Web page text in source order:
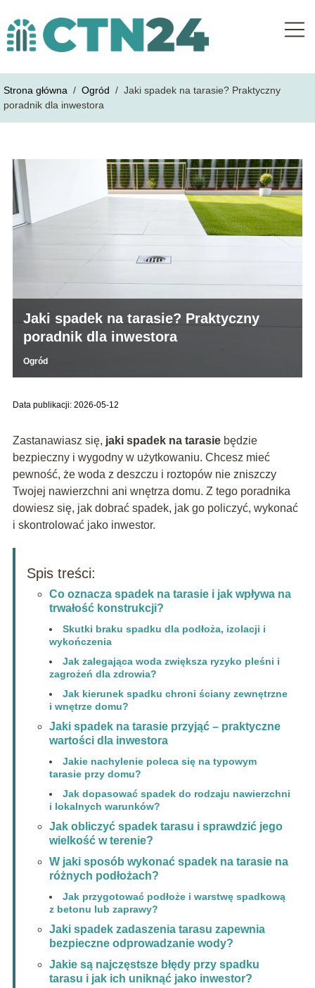
Strona główna / Ogród / Jaki spadek na tarasie? Praktyczny
poradnik dla inwestora
Jaki spadek na tarasie? Praktyczny
poradnik dla inwestora
Ogród
Data publikacji: 2026-05-12
Zastanawiasz się, jaki spadek na tarasiebędzie
bezpieczny i wygodny w użytkowaniu. Chcesz mieć
pewność, że woda z deszczu i roztopów nie zniszczy
Twojej nawierzchni ani wnętrza domu. Z tego poradnika
dowiesz się, jak dobrać spadek, jak go policzyć, wykonać
i skontrolować jako inwestor.
Spis treści:
Co oznacza spadek na tarasie i jak wpływa na
trwałość konstrukcji?
Skutki braku spadku dla podłoża, izolacji i
wykończenia
Jak zalegająca woda zwiększa ryzyko pleśni i
zagrożeń dla zdrowia?
Jak kierunek spadku chroni ściany zewnętrzne
i wnętrze domu?
Jaki spadek na tarasie przyjąć – praktyczne
wartości dla inwestora
Jakie nachylenie poleca się na typowym
tarasie przy domu?
Jak dopasować spadek do rodzaju nawierzchni
i lokalnych warunków?
Jak obliczyć spadek tarasu i sprawdzić jego
wielkość w terenie?
W jaki sposób wykonać spadek na tarasie na
różnych podłożach?
Jak przygotować podłoże i warstwę spadkową
z betonu lub zaprawy?
Jaki spadek zadaszenia tarasu zapewnia
bezpieczne odprowadzanie wody?
Jakie są najczęstsze błędy przy spadku
tarasu i jak ich uniknąć jako inwestor?